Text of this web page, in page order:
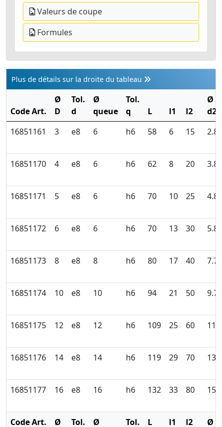
Valeurs de coupe
Formules
Plus de détails sur la droite du tableau
Code Art.
Ø
D
Tol.
d
Ø
queue
Tol.
q
L l1 l2
Ø
d2
16851161
3 e8 6 h6 58 6 15 2.8
16851170 4 e8 6 h6 62 8 20 3.8
16851171 5 e8 6 h6 70 10 25 4.8
16851172 6 e8 6 h6 70 13 30 5.8
16851173 8 e8 8 h6 80 17 40 7.7
16851174 10 e8 10 h6 94 21 50 9.7
16851175 12 e8 12 h6 109 25 60 11.6
16851176 14 e8 14 h6 119 29 70 13.6
16851177 16 e8 16 h6 132 33 80 15.5
Code Art. Ø Tol. Ø Tol. L l1 l2 Ø